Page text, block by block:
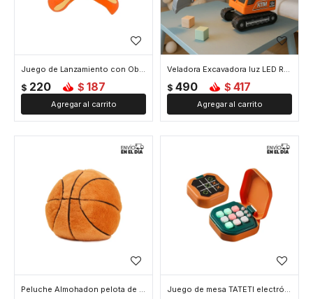
Juego de Lanzamiento con Objetivo Giratorio – Puntería y Diversión para Niños - Naranja
$ 220 $ 187
Veladora Excavadora luz LED Recargable - Naranja
$ 490 $ 417
Peluche Almohadon pelota de basquet - Naranja Juego de mesa TATETI electrónico digital - Naranja